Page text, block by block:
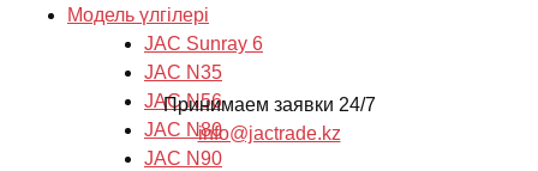
Модель үлгілері
JAC Sunray 6
JAC N35
JAC N56
JAC N80
JAC N90
Принимаем заявки 24/7
info@jactrade.kz